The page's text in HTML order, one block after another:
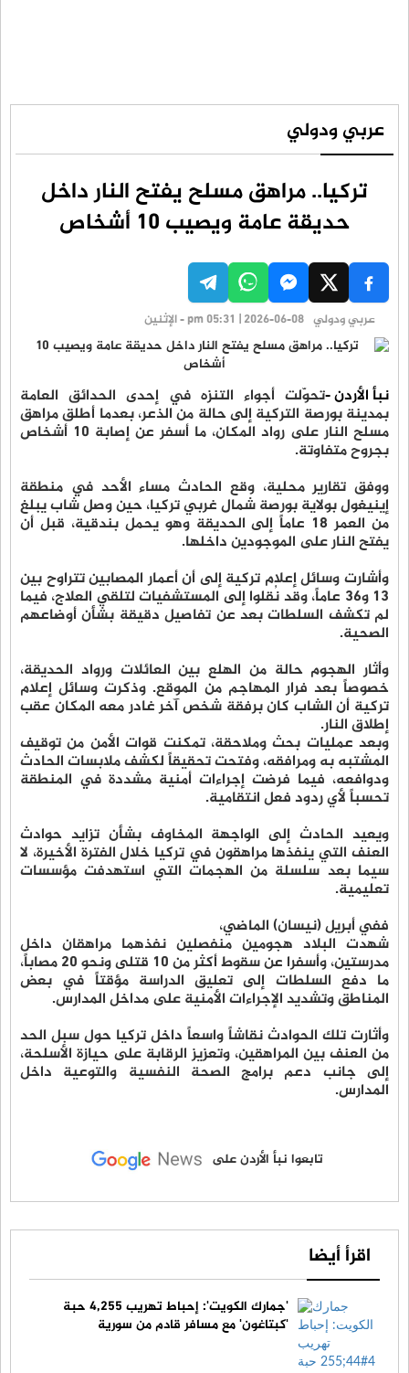
عربي ودولي
تركيا.. مراهق مسلح يفتح النار داخل
حديقة عامة ويصيب 10 أشخاص
عربي ودولي pm 05:31 | 2026-06-08 - الإثنين
نبأ الأردن -تحوّلت أجواء التنزه في إحدى الحدائق العامة
بمدينة بورصة التركية إلى حالة من الذعر، بعدما أطلق مراهق
مسلح النار على رواد المكان، ما أسفر عن إصابة 10 أشخاص
بجروح متفاوتة.
ووفق تقارير محلية، وقع الحادث مساء الأحد في منطقة
إينيغول بولاية بورصة شمال غربي تركيا، حين وصل شاب يبلغ
من العمر 18 عاماً إلى الحديقة وهو يحمل بندقية، قبل أن
يفتح النار على الموجودين داخلها.
وأشارت وسائل إعلام تركية إلى أن أعمار المصابين تتراوح بين
13 و36 عاماً، وقد نُقلوا إلى المستشفيات لتلقي العلاج، فيما
لم تكشف السلطات بعد عن تفاصيل دقيقة بشأن أوضاعهم
الصحية.
وأثار الهجوم حالة من الهلع بين العائلات ورواد الحديقة،
خصوصاً بعد فرار المهاجم من الموقع. وذكرت وسائل إعلام
تركية أن الشاب كان برفقة شخص آخر غادر معه المكان عقب
إطلاق النار.
وبعد عمليات بحث وملاحقة، تمكنت قوات الأمن من توقيف
المشتبه به ومرافقه، وفتحت تحقيقاً لكشف ملابسات الحادث
ودوافعه، فيما فرضت إجراءات أمنية مشددة في المنطقة
تحسباً لأي ردود فعل انتقامية.
ويعيد الحادث إلى الواجهة المخاوف بشأن تزايد حوادث
العنف التي ينفذها مراهقون في تركيا خلال الفترة الأخيرة، لا
سيما بعد سلسلة من الهجمات التي استهدفت مؤسسات
تعليمية.
ففي أبريل (نيسان) الماضي،
شهدت البلاد هجومين منفصلين نفذهما مراهقان داخل
مدرستين، وأسفرا عن سقوط أكثر من 10 قتلى ونحو 20 مصاباً،
ما دفع السلطات إلى تعليق الدراسة مؤقتاً في بعض
المناطق وتشديد الإجراءات الأمنية على مداخل المدارس.
وأثارت تلك الحوادث نقاشاً واسعاً داخل تركيا حول سبل الحد
من العنف بين المراهقين، وتعزيز الرقابة على حيازة الأسلحة،
إلى جانب دعم برامج الصحة النفسية والتوعية داخل
المدارس.
تابعوا نبأ الأردن على
اقرأ أيضا
'جمارك الكويت': إحباط تهريب 4,255 حبة
'كبتاغون' مع مسافر قادم من سورية